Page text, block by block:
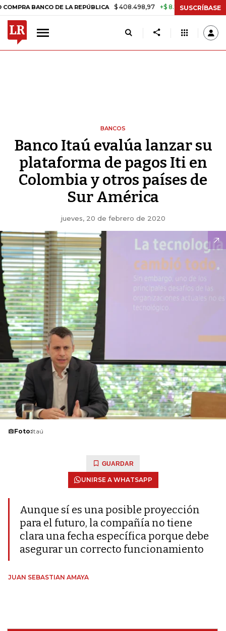
BANCO DE LA REPÚBLICA $ 408.498,97 +$ 8.753,81 +2,19% TASA
SUSCRÍBASE
BANCOS
Banco Itaú evalúa lanzar su
plataforma de pagos Iti en
Colombia y otros países de
Sur América
jueves, 20 de febrero de 2020
Foto:Itaú
GUARDAR
UNIRSE A WHATSAPP
Aunque sí es una posible proyección
para el futuro, la compañía no tiene
clara una fecha específica porque debe
asegurar un correcto funcionamiento
JUAN SEBASTIAN AMAYA